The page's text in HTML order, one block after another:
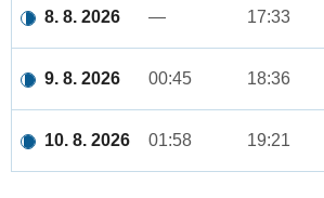
8. 8. 2026 — 17:33
9. 8. 2026 00:45 18:36
10. 8. 2026 01:58 19:21